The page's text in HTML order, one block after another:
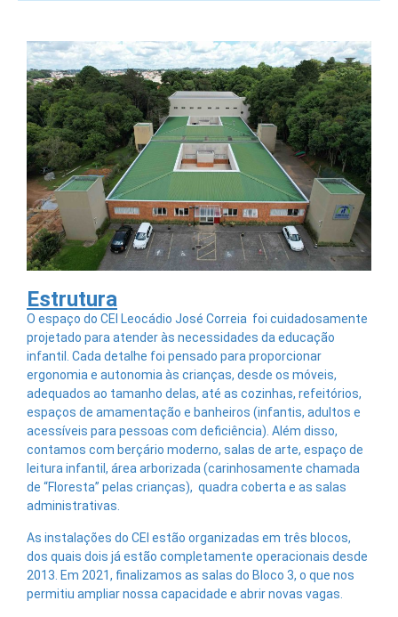
Estrutura
O espaço do CEI Leocádio José Correia foi cuidadosamente
projetado para atender às necessidades da educação
infantil. Cada detalhe foi pensado para proporcionar
ergonomia e autonomia às crianças, desde os móveis,
adequados ao tamanho delas, até as cozinhas, refeitórios,
espaços de amamentação e banheiros (infantis, adultos e
acessíveis para pessoas com deficiência). Além disso,
contamos com berçário moderno, salas de arte, espaço de
leitura infantil, área arborizada (carinhosamente chamada
de “Floresta” pelas crianças), quadra coberta e as salas
administrativas.
As instalações do CEI estão organizadas em três blocos,
dos quais dois já estão completamente operacionais desde
2013. Em 2021, finalizamos as salas do Bloco 3, o que nos
permitiu ampliar nossa capacidade e abrir novas vagas.